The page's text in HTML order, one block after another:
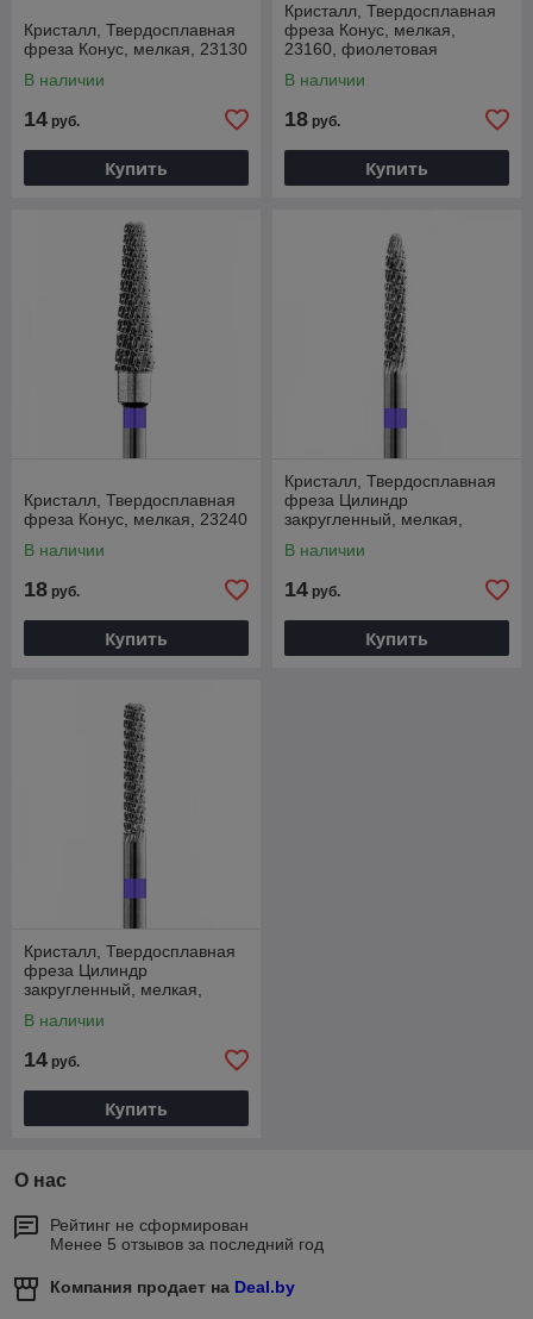
Кристалл, Твердосплавная
фреза Конус, мелкая, 23130
В наличии
14 руб.
Купить
Кристалл, Твердосплавная
фреза Конус, мелкая,
23160, фиолетовая
В наличии
18 руб.
Купить
Кристалл, Твердосплавная
фреза Конус, мелкая, 23240
В наличии
18 руб.
Купить
Кристалл, Твердосплавная
фреза Цилиндр
закругленный, мелкая,
В наличии
14 руб.
Купить
Кристалл, Твердосплавная
фреза Цилиндр
закругленный, мелкая,
В наличии
14 руб.
Купить
О нас
Рейтинг не сформирован
Менее 5 отзывов за последний год
Компания продает на Deal.by